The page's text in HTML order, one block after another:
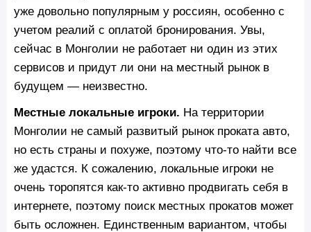
уже довольно популярным у россиян, особенно с
учетом реалий с оплатой бронирования. Увы,
сейчас в Монголии не работает ни один из этих
сервисов и придут ли они на местный рынок в
будущем — неизвестно.
Местные локальные игроки. На территории
Монголии не самый развитый рынок проката авто,
но есть страны и похуже, поэтому что-то найти все
же удастся. К сожалению, локальные игроки не
очень торопятся как-то активно продвигать себя в
интернете, поэтому поиск местных прокатов может
быть осложнен. Единственным вариантом, чтобы